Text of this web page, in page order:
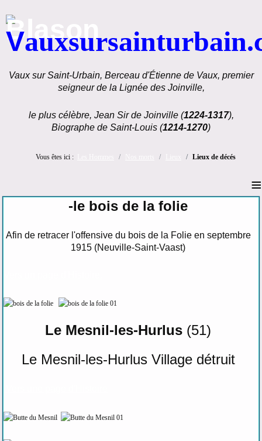
V
Vaux sur Saint-Urbain, Berceau d'Étienne de Vaux, premier
seigneur de la Lignée des Joinville,
le plus célèbre, Jean Sir de Joinville (1224-1317),
Biographe de Saint-Louis (1214-1270)
Vous êtes ici : Lieux de décés
≡
-le bois de la folie
Afin de retracer l'offensive du bois de la Folie en septembre
1915 (Neuville-Saint-Vaast)
Le Mesnil-les-Hurlus (51)
Le Mesnil-les-Hurlus Village détruit